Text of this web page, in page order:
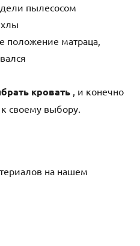
пылесосом
положение матраца,
кровать , и конечно
к своему выбору.
на нашем